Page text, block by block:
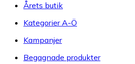
Årets butik
Kategorier A-Ö
Kampanjer
Begagnade produkter